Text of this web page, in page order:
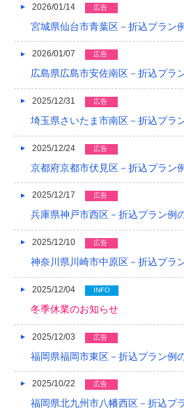
2019/03
2019/02
2019/01
2018/12
2018/11
2018/08
2018/07
2018/05
2018/04
2018/03
2018/02
2026/01/14 広告
宮城県仙台市青葉区－折込プラン
2026/01/07 広告
広島県広島市安佐南区－折込プラ
2025/12/31 広告
埼玉県さいたま市南区－折込プラ
2025/12/24 広告
京都府京都市伏見区－折込プラン
2025/12/17 広告
兵庫県神戸市西区－折込プラン例
2025/12/10 広告
神奈川県川崎市中原区－折込プラ
2025/12/04 INFO
冬季休業のお知らせ
2025/12/03 広告
福岡県福岡市東区－折込プラン例
2025/10/22 広告
福岡県北九州市八幡西区－折込プ